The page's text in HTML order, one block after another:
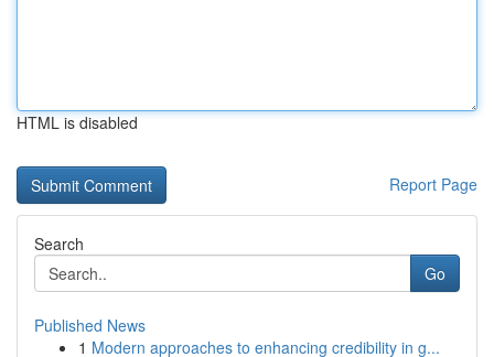
HTML is disabled
Report Page
Search
Go
Published News
1 Modern approaches to enhancing credibility in g...